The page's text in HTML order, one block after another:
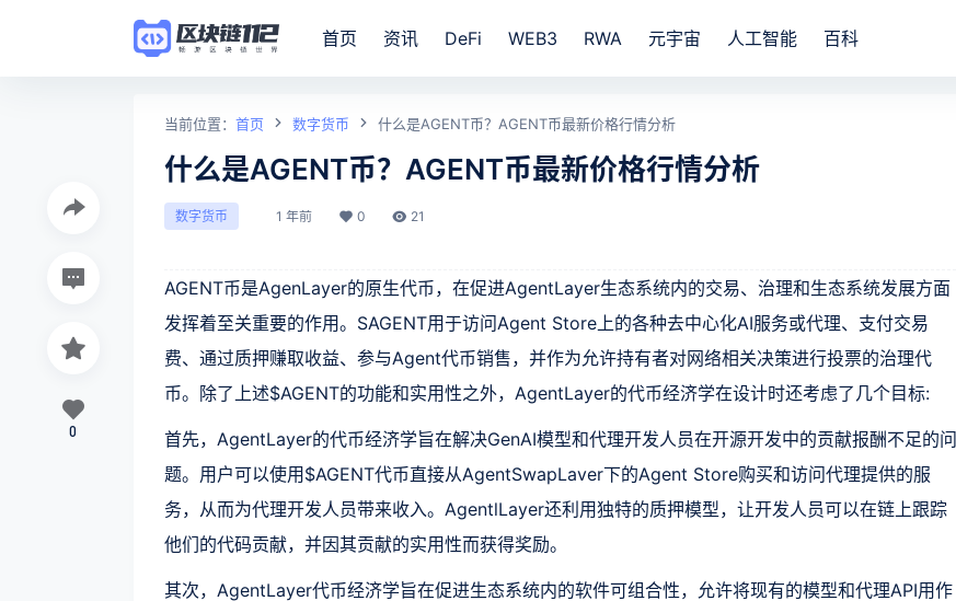
首页 资讯 DeFi WEB3 RWA 元宇宙 人工智能 百科
当前位置： 首页 数字货币 什么是AGENT币？AGENT币最新价格行情分析
什么是AGENT币？AGENT币最新价格行情分析
数字货币 1 年前 0 21
AGENT币是AgenLayer的原生代币，在促进AgentLayer生态系统内的交易、治理和生态系统发展方面
发挥着至关重要的作用。SAGENT用于访问Agent Store上的各种去中心化AI服务或代理、支付交易
费、通过质押赚取收益、参与Agent代币销售，并作为允许持有者对网络相关决策进行投票的治理代
币。除了上述$AGENT的功能和实用性之外，AgentLayer的代币经济学在设计时还考虑了几个目标:
首先，AgentLayer的代币经济学旨在解决GenAI模型和代理开发人员在开源开发中的贡献报酬不足的问
题。用户可以使用$AGENT代币直接从AgentSwapLaver下的Agent Store购买和访问代理提供的服
务，从而为代理开发人员带来收入。AgentlLayer还利用独特的质押模型，让开发人员可以在链上跟踪
他们的代码贡献，并因其贡献的实用性而获得奖励。
其次，AgentLayer代币经济学旨在促进生态系统内的软件可组合性，允许将现有的模型和代理API用作
0